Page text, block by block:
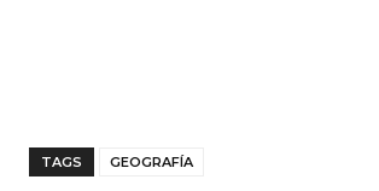
TAGS GEOGRAFÍA